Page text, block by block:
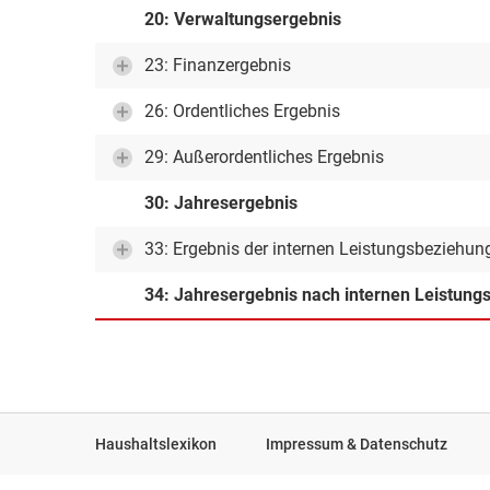
20: Verwaltungsergebnis
23: Finanzergebnis
26: Ordentliches Ergebnis
29: Außerordentliches Ergebnis
30: Jahresergebnis
33: Ergebnis der internen
34: Jahresergebnis nach internen
Haushaltslexikon Impressum & Datenschutz